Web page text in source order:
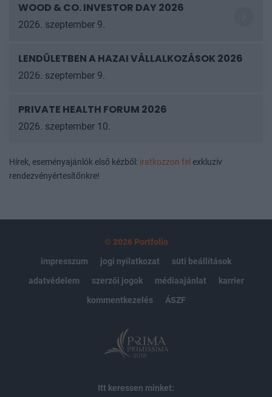
WOOD & CO. INVESTOR DAY 2026
2026. szeptember 9.
LENDÜLETBEN A HAZAI VÁLLALKOZÁSOK
2026
PRIVATE HEALTH FORUM 2026
Hírek, eseményajánlók első kézből: